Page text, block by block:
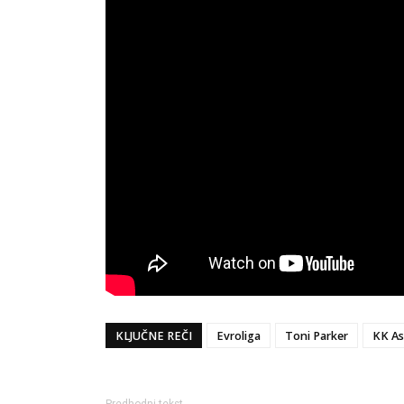
KLJUČNE REČI Evroliga Toni Parker KK